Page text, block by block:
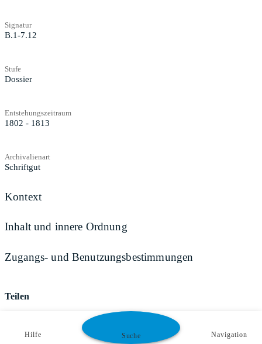
Signatur
B.1-7.12
Stufe
Dossier
Entstehungszeitraum
1802 - 1813
Archivalienart
Schriftgut
Kontext
Inhalt und innere Ordnung
Zugangs- und Benutzungsbestimmungen
Teilen
Hilfe Suche Navigation